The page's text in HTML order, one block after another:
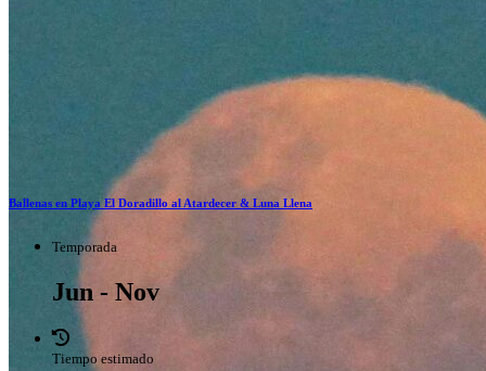
Ballenas en Playa El Doradillo al Atardecer & Luna Llena
Temporada
Jun - Nov
Tiempo estimado